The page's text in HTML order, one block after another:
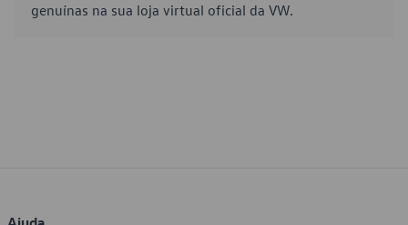
genuínas na sua loja virtual oficial da VW.